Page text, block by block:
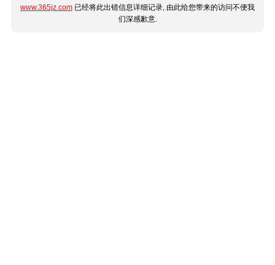
www.365jz.com 已经将此出错信息详细记录, 由此给您带来的访问不便我
们深感歉意.